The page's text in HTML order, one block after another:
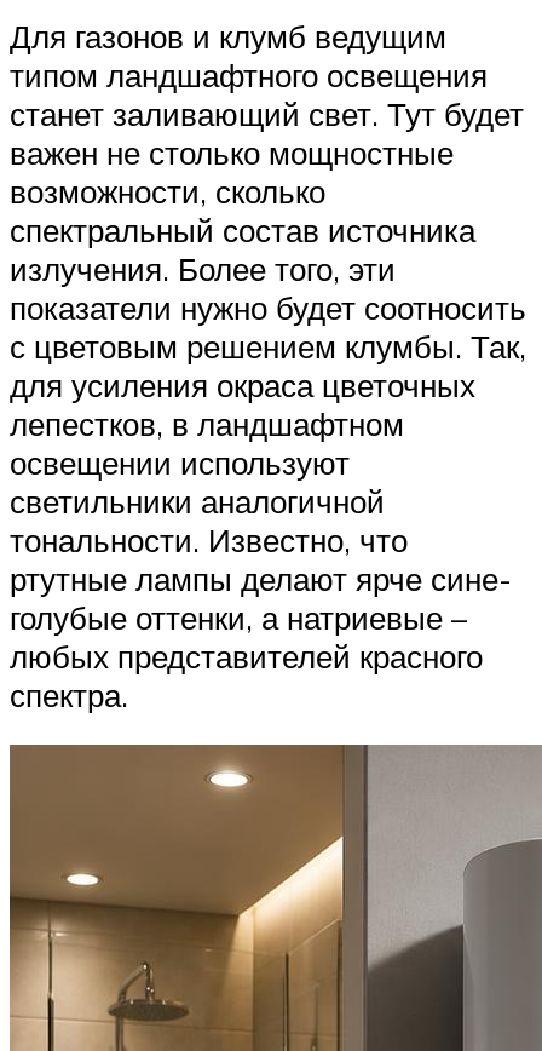
Для газонов и клумб ведущим
типом ландшафтного освещения
станет заливающий свет. Тут будет
важен не столько мощностные
возможности, сколько
спектральный состав источника
излучения. Более того, эти
показатели нужно будет соотносить
с цветовым решением клумбы. Так,
для усиления окраса цветочных
лепестков, в ландшафтном
освещении используют
светильники аналогичной
тональности. Известно, что
ртутные лампы делают ярче сине-
голубые оттенки, а натриевые –
любых представителей красного
спектра.